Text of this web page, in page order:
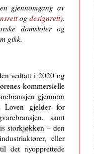
gjennomgang av
ogdesignrett).
domstoler og
gikk.
vedtatt i 2020 og
kommersielle
gjennom
Loven gjelder for
samt
storkjøkken – den
eller
det nyopprettede